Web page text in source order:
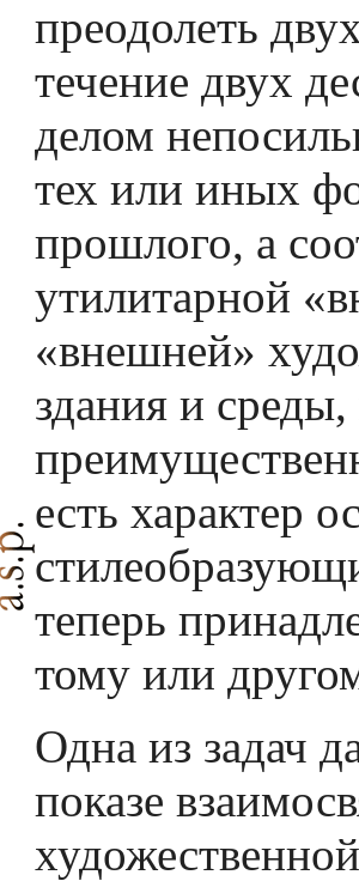
преодолеть
течение двух
делом
тех или иных
прошлого, а
утилитарной
«внешней»
здания и
есть характер
теперь
тому или
Одна из задач
показе